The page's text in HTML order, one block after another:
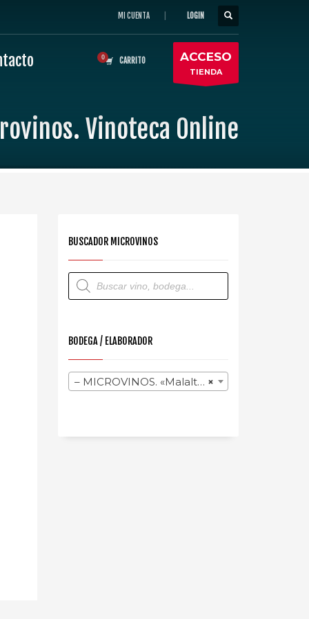
MI CUENTA LOGIN
CARRITO ACCESO
TIENDA
Vinoteca Online
BUSCADOR MICROVINOS
Búsqueda
de
productos
BODEGA / ELABORADOR
×
– MICROVINOS. «Malalts de Vi»